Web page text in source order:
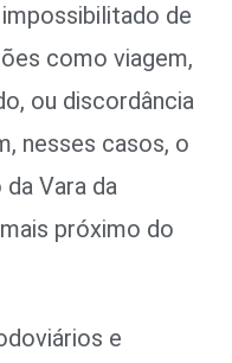
de
como viagem,
ou discordância
nesses casos, o
Vara da
próximo do
e